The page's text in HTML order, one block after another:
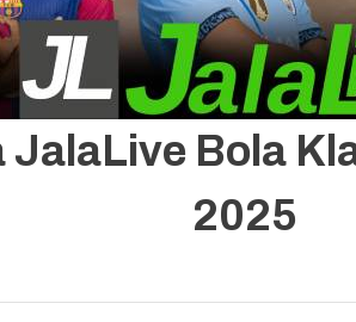
Bola
2025